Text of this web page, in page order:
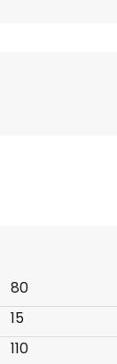
80
15
110